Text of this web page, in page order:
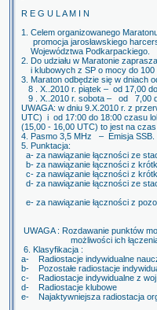
R E G U L A M I N
1. Celem organizowanego
promocja jarosławskiego
Województwa Podkarpackiego.
2. Do udziału w Maratonie
i klubowych z SP o mocy do 100
3. Maraton odbędzie się w dniach
8 . X..2010 r. piątek – od 17,00
9 . X..2010 r. sobota – od 7,00
UWAGA: w dniu 9.X.2010 r. z
UTC) i od 17:00 do 18:00 czasu
(15,00 - 16,00 UTC) to jest na
4. Pasmo 3,5 MHz – Emisja SSB.
5. Punktacja:
a- za nawiązanie łączności
b- za nawiązanie
c- za nawiązanie łączności z
d- za nawiązanie łączności ze
e- za nawiązanie łączności z
UWAGA : Rozdawanie punktów
możliwości ich
6. Klasyfikacja :
a- Radiostacje indywidualne
b- Pozostałe radiostacje
c- Radiostacje indywidualne z
d- Radiostacje klubowe
e- Najaktywniejsza radiostacja